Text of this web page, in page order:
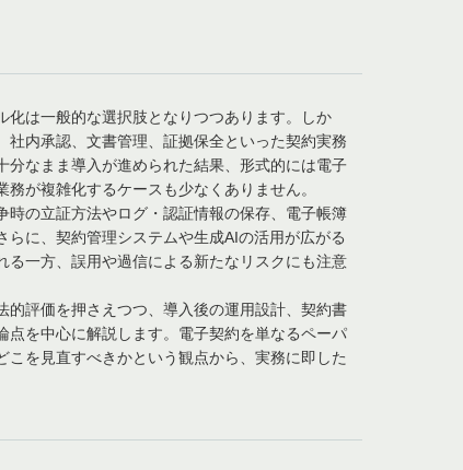
は一般的な選択肢となりつつあります。しか
内承認、文書管理、証拠保全といった契約実務
なまま導入が進められた結果、形式的には電子
が複雑化するケースも少なくありません。
の立証方法やログ・認証情報の保存、電子帳簿
に、契約管理システムや生成AIの活用が広がる
一方、誤用や過信による新たなリスクにも注意
評価を押さえつつ、導入後の運用設計、契約書
を中心に解説します。電子契約を単なるペーパ
を見直すべきかという観点から、実務に即した